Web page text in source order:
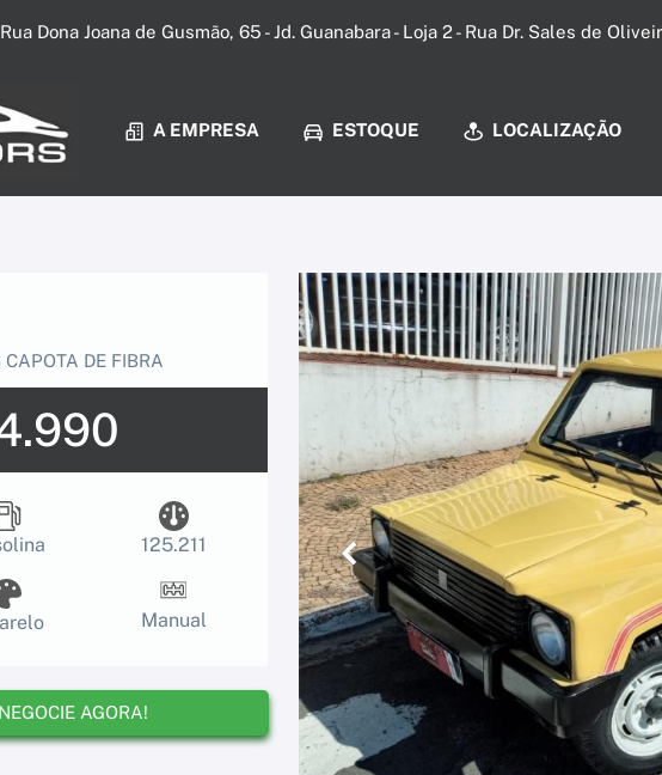
Rua Dona Joana de Gusmão, 65 - Jd. Guanabara - Loja 2 - Rua Dr. Sales de
A EMPRESA ESTOQUE LOCALIZAÇÃO
DE FIBRA
125.211
Manual
AGORA!
Anterior